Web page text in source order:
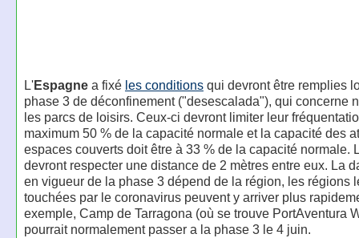
L'Espagnea fixé les conditionsqui devront être remplies
phase 3 de déconfinement ("desescalada"), qui concerne
les parcs de loisirs. Ceux-ci devront limiter leur
maximum 50 % de la capacité normale et la capacité des
espaces couverts doit être à 33 % de la capacité normale.
devront respecter une distance de 2 mètres entre eux. La
en vigueur de la phase 3 dépend de la région, les régions
touchées par le coronavirus peuvent y arriver plus
exemple, Camp de Tarragona (où se trouve PortAventura
pourrait normalement passer a la phase 3 le 4 juin.